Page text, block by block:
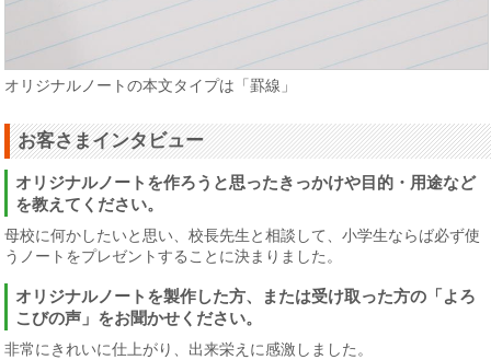
オリジナルノートの本文タイプは「罫線」
お客さまインタビュー
オリジナルノートを作ろうと思ったきっかけや目的・用途など
を教えてください。
母校に何かしたいと思い、校長先生と相談して、小学生ならば必ず使
うノートをプレゼントすることに決まりました。
オリジナルノートを製作した方、または受け取った方の「よろ
こびの声」をお聞かせください。
非常にきれいに仕上がり、出来栄えに感激しました。